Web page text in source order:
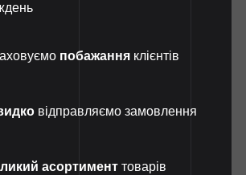
побажання клієнтів
відправляємо замовлення
асортимент товарів